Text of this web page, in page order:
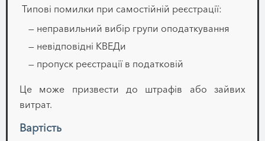
Типові помилки при самостійній реєстрації:
— неправильний вибір групи оподаткування
— невідповідні КВЕДи
— пропуск реєстрації в податковій
Це може призвести до штрафів або зайвих
витрат.
Вартість